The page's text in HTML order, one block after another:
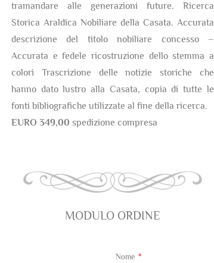
tramandare alle generazioni future. Ricerca
Storica Araldica Nobiliare della Casata. Accurata
descrizione del titolo nobiliare concesso –
Accurata e fedele ricostruzione dello stemma a
colori Trascrizione delle notizie storiche che
hanno dato lustro alla Casata, copia di tutte le
fonti bibliografiche utilizzate al fine della ricerca.
EURO 349,00 spedizione compresa
MODULO ORDINE
Nome